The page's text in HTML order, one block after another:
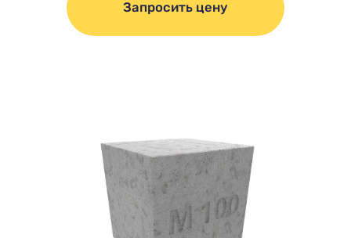
Запросить цену